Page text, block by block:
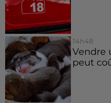
14h48
Vendre
peut